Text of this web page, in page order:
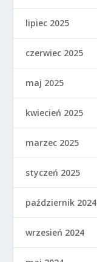
lipiec 2025
czerwiec 2025
maj 2025
kwiecień 2025
marzec 2025
styczeń 2025
październik 2024
wrzesień 2024